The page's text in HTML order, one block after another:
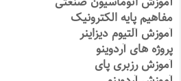
مفاهیم پایه الکترونیک
آموزش آلتیوم دیزاینر
پروژه های آردوینو
آموزش رزبری پای